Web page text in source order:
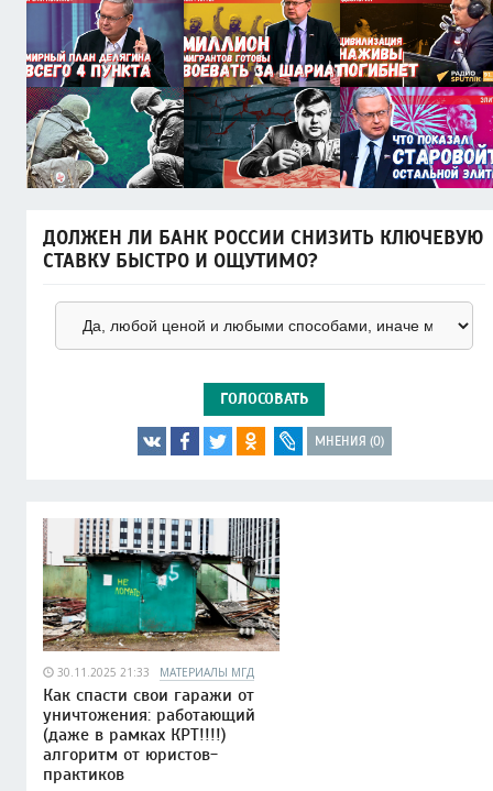
ДОЛЖЕН ЛИ БАНК РОССИИ СНИЗИТЬ КЛЮЧЕВУЮ
СТАВКУ БЫСТРО И ОЩУТИМО?
ГОЛОСОВАТЬ
МНЕНИЯ (0)
30.11.2025 21:33 МАТЕРИАЛЫ МГД
Как спасти свои гаражи от
уничтожения: работающий
(даже в рамках КРТ!!!!)
алгоритм от юристов-
практиков